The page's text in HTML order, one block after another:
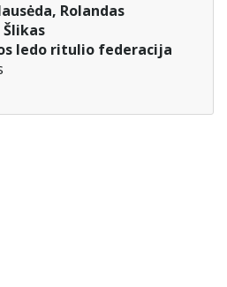
Rolandas
ledo ritulio federacija